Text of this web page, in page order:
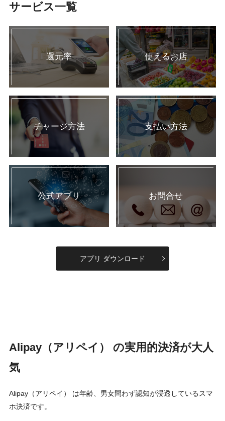
サービス一覧
還元率 使えるお店
チャージ方法 支払い方法
公式アプリ お問合せ
アプリ ダウンロード
Alipay（アリペイ） の実用的決済が大人
気
Alipay（アリペイ） は年齢、男女問わず認知が浸透しているスマ
ホ決済です。